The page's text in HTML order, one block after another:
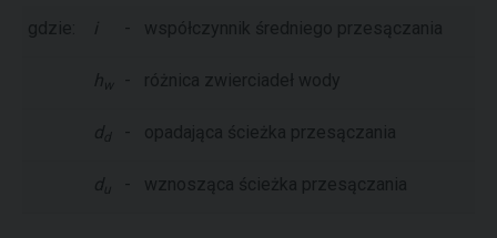
gdzie: i - współczynnik średniego przesączania
hw - różnica zwierciadeł wody
d d - opadająca ścieżka przesączania
du - wznosząca ścieżka przesączania